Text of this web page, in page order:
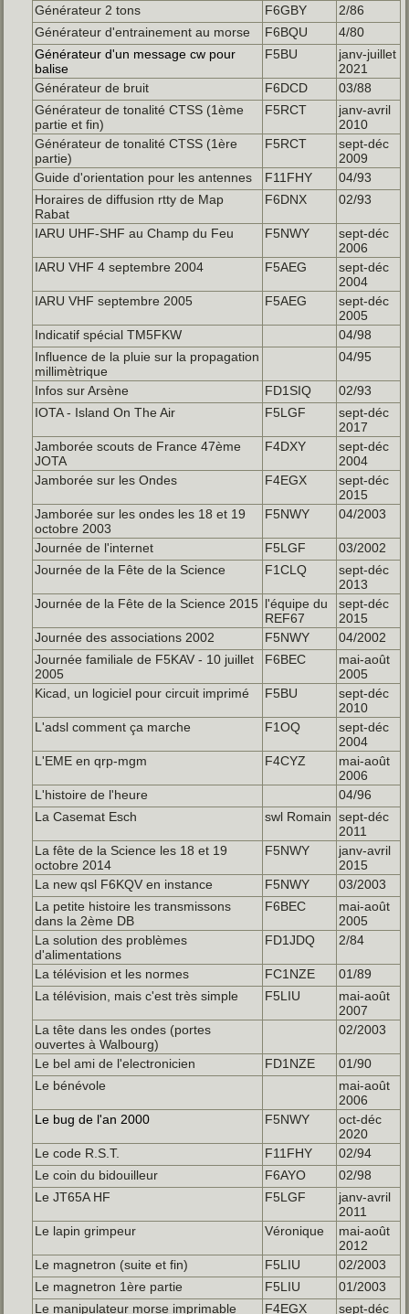
Générateur 2 tons
F6GBY
2/86
Générateur d'entrainement au morse
F6BQU
4/80
Générateur d'un message cw pour
balise
F5BU
janv-juillet
2021
Générateur de bruit
F6DCD
03/88
Générateur de tonalité CTSS (1ème
partie et fin)
F5RCT
janv-avril
2010
Générateur de tonalité CTSS (1ère
partie)
F5RCT
sept-déc
2009
Guide d'orientation pour les antennes
F11FHY
04/93
Horaires de diffusion rtty de Map
Rabat
F6DNX 02/93
IARU UHF-SHF au Champ du Feu F5NWY
sept-déc
2006
IARU VHF 4 septembre 2004
F5AEG
sept-déc
2004
IARU VHF septembre 2005
F5AEG
sept-déc
2005
Indicatif spécial TM5FKW
04/98
Influence de la pluie sur la propagation
millimètrique
04/95
Infos sur Arsène FD1SIQ
02/93
IOTA - Island On The Air
F5LGF
sept-déc
2017
Jamborée scouts de France 47ème
JOTA
F4DXY
sept-déc
2004
Jamborée sur les Ondes
F4EGX
sept-déc
2015
Jamborée sur les ondes les 18 et 19
octobre 2003
F5NWY 04/2003
Journée de l'internet F5LGF
03/2002
Journée de la Fête de la Science
F1CLQ
sept-déc
2013
Journée de la Fête de la Science 2015 l'équipe du
REF67
sept-déc
2015
Journée des associations 2002
F5NWY
04/2002
Journée familiale de F5KAV - 10 juillet
2005
F6BEC
mai-août
2005
Kicad, un logiciel pour circuit imprimé
F5BU
sept-déc
2010
L'adsl comment ça marche
F1OQ
sept-déc
2004
L'EME en qrp-mgm
F4CYZ
mai-août
2006
L'histoire de l'heure
04/96
La Casemat Esch
swl Romain sept-déc
2011
La fête de la Science les 18 et 19
octobre 2014
F5NWY
janv-avril
2015
La new qsl F6KQV en instance
F5NWY
03/2003
La petite histoire les transmissons
dans la 2ème DB
F6BEC
mai-août
2005
La solution des problèmes
d'alimentations
FD1JDQ 2/84
La télévision et les normes FC1NZE
01/89
La télévision, mais c'est très simple
F5LIU
mai-août
2007
La tête dans les ondes (portes
ouvertes à Walbourg)
02/2003
Le bel ami de l'electronicien FD1NZE
01/90
Le bénévole
mai-août
2006
Le bug de l'an 2000
F5NWY
oct-déc
2020
Le code R.S.T.
F11FHY
02/94
Le coin du bidouilleur
F6AYO
02/98
Le JT65A HF
F5LGF
janv-avril
2011
Le lapin grimpeur
Véronique
mai-août
2012
Le magnetron (suite et fin)
F5LIU
02/2003
Le magnetron 1ère partie
F5LIU
01/2003
Le manipulateur morse imprimable
F4EGX sept-déc